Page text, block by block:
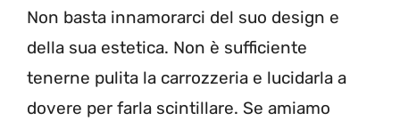
Non basta innamorarci del suo design e
della sua estetica. Non è sufficiente
tenerne pulita la carrozzeria e lucidarla a
dovere per farla scintillare. Se amiamo